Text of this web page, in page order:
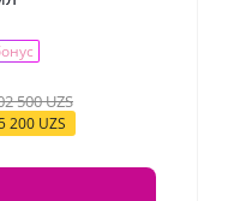
500 UZS
200 UZS